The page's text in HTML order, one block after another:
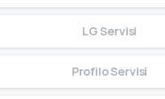
LG Servisi
Profilo Servisi